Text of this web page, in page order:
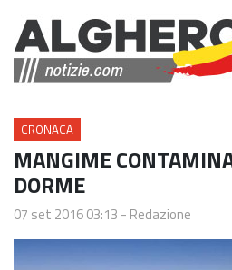
CRONACA
MANGIME
DORME
07 set 2016 03:13 - Redazione